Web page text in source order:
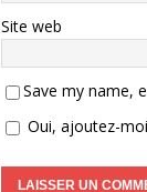
Site web
Save my name,
Oui, ajoutez-